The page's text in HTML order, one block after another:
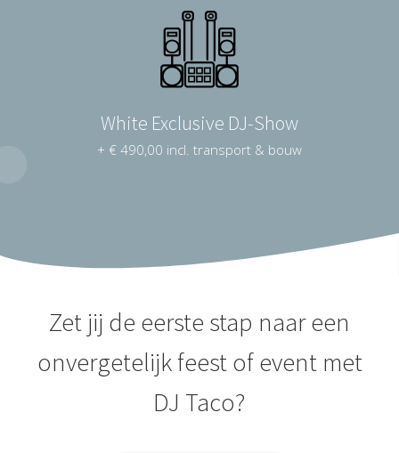
White Exclusive DJ-Show
+ € 490,00 incl. transport & bouw
Zet jij de eerste stap naar een
onvergetelijk feest of event met
DJ Taco?